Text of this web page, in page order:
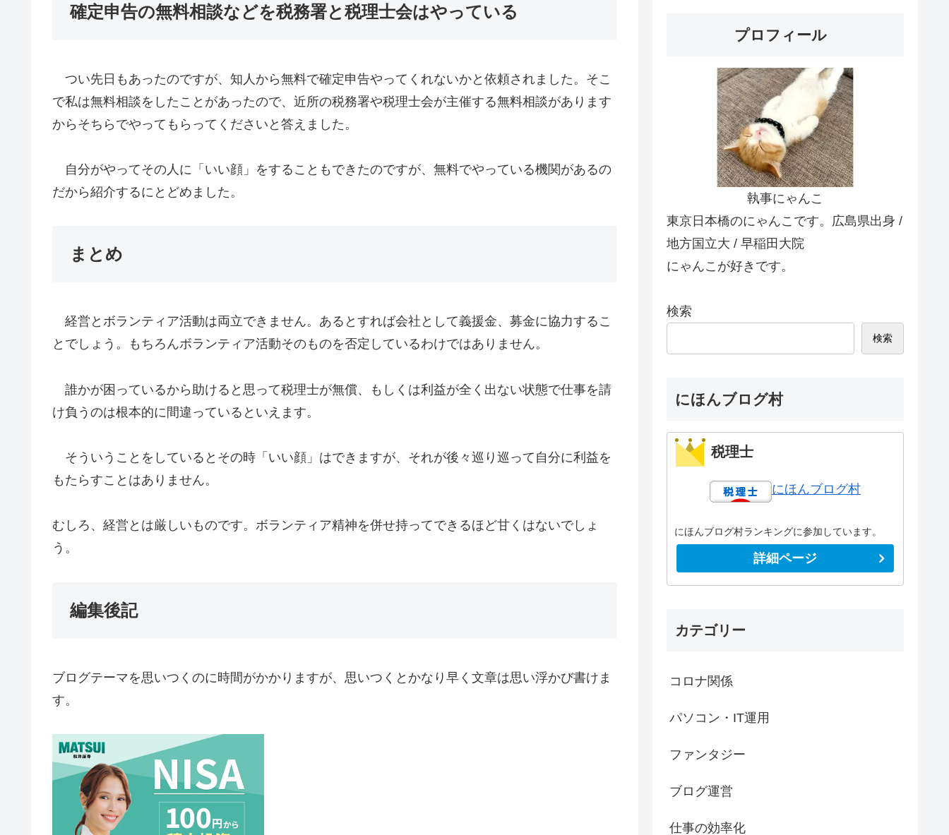
確定申告の無料相談などを税務署と税理士会はやっている
つい先日もあったのですが、知人から無料で確定申告やってくれないかと依頼されました。そこ
で私は無料相談をしたことがあったので、近所の税務署や税理士会が主催する無料相談があります
からそちらでやってもらってくださいと答えました。
自分がやってその人に「いい顔」をすることもできたのですが、無料でやっている機関があるの
だから紹介するにとどめました。
まとめ
経営とボランティア活動は両立できません。あるとすれば会社として義援金、募金に協力するこ
とでしょう。もちろんボランティア活動そのものを否定しているわけではありません。
誰かが困っているから助けると思って税理士が無償、もしくは利益が全く出ない状態で仕事を請
け負うのは根本的に間違っているといえます。
そういうことをしているとその時「いい顔」はできますが、それが後々巡り巡って自分に利益を
もたらすことはありません。
むしろ、経営とは厳しいものです。ボランティア精神を併せ持ってできるほど甘くはないでしょ
う。
編集後記
ブログテーマを思いつくのに時間がかかりますが、思いつくとかなり早く文章は思い浮かび書けま
す。
プロフィール
執事にゃんこ
東京日本橋のにゃんこです。広島県出身 /
地方国立大 / 早稲田大院
にゃんこが好きです。
検索
検索
にほんブログ村
税理士
にほんブログ村
にほんブログ村ランキングに参加しています。
詳細ページ
カテゴリー
コロナ関係
パソコン・IT運用
ファンタジー
ブログ運営
仕事の効率化